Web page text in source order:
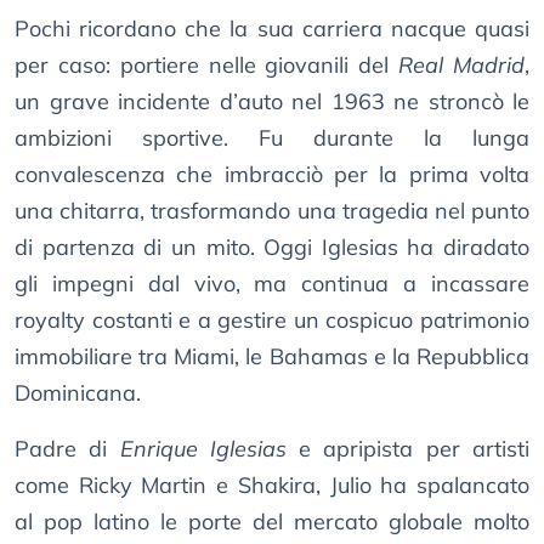
Pochi ricordano che la sua carriera nacque quasi
per caso: portiere nelle giovanili del Real Madrid,
un grave incidente d’auto nel 1963 ne stroncò le
ambizioni sportive. Fu durante la lunga
convalescenza che imbracciò per la prima volta
una chitarra, trasformando una tragedia nel punto
di partenza di un mito. Oggi Iglesias ha diradato
gli impegni dal vivo, ma continua a incassare
royalty costanti e a gestire un cospicuo patrimonio
immobiliare tra Miami, le Bahamas e la Repubblica
Dominicana.
Padre di Enrique Iglesias e apripista per artisti
come Ricky Martin e Shakira, Julio ha spalancato
al pop latino le porte del mercato globale molto